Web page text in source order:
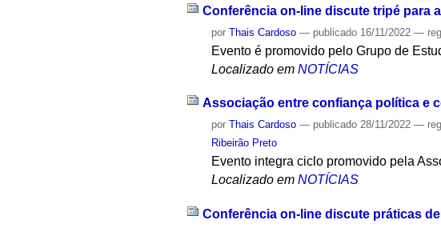
Conferência on-line discute tripé para
porThais Cardoso — publicado 16/11/2022—
Evento é promovido pelo Grupo de
Localizado em NOTÍCIAS
Associação entre confiança política e
porThais Cardoso — publicado 28/11/2022—
Ribeirão Preto
Evento integra ciclo promovido pela
Localizado em NOTÍCIAS
Conferência on-line discute práticas